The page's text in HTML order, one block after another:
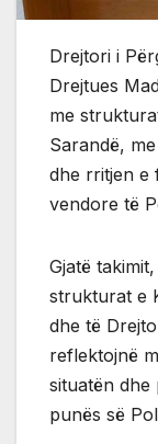
Drejtori i
Drejtues
me
Sarandë,
dhe rritjen e
vendore të
Gjatë
strukturat e
dhe të
reflektojnë
situatën dhe
punës së